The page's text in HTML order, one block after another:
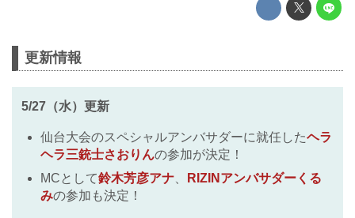
更新情報
5/27（水）更新
仙台大会のスペシャルアンバサダーに就任したヘラ
ヘラ三銃士さおりんの参加が決定！
MCとして鈴木芳彦アナ
RIZINアンバサダーくる
みの参加も決定！